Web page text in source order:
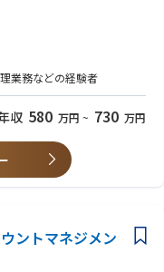
対応が必要になるため、
合わせてお客様の住みやす
、
業務などの経験者
収 580 万円 ~ 730 万円
ントマネジメン